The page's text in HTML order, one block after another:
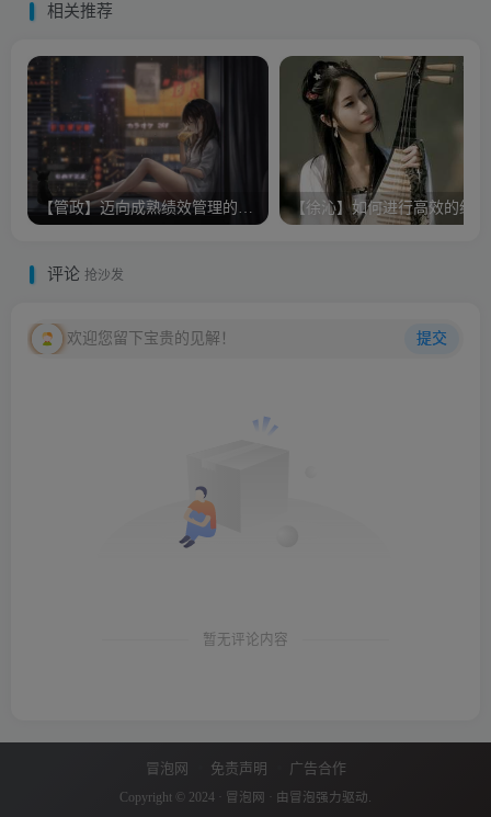
相关推荐
评论 抢沙发
欢迎您留下宝贵的见解！ 提交
暂无评论内容
冒泡网 免责声明 广告合作
Copyright © 2024 · 冒泡网 · 由 冒泡 强力驱动.